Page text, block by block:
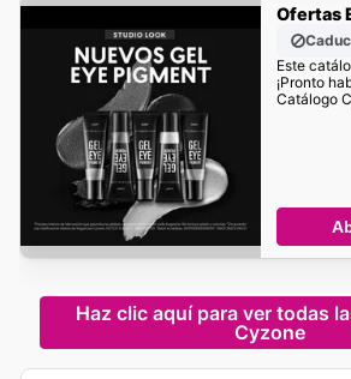
Ofertas
Este
¡Pronto
Catálogo
Haz clic aquí para ver todas
Cyzone